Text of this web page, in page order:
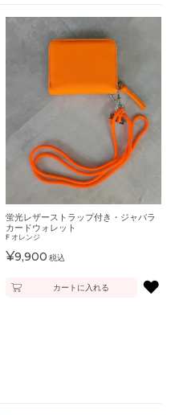
蛍光レザーストラップ付き・ジャバラ
カードウォレット
F オレンジ
¥9,900 税込
カートに入れる ♥